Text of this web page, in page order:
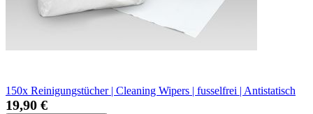
150x Reinigungstücher | Cleaning Wipers | fusselfrei | Antistatisch
19,90 €